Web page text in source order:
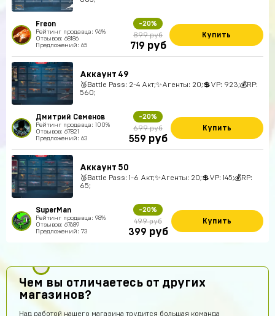
Freon
Рейтинг продавца: 96%
Отзывов: 68186
Предложений: 65
-20%
899 руб
719 руб
Купить
Аккаунт 49
🥈Battle Pass: 2-4 Акт;✨Агенты: 20;💲VP: 923;💰RP:
560;
Дмитрий Семенов
Рейтинг продавца: 100%
Отзывов: 67821
Предложений: 63
-20%
699 руб
559 руб
Купить
Аккаунт 50
🥈Battle Pass: 1-6 Акт;✨Агенты: 20;💲VP: 145;💰RP:
65;
SuperMan
Рейтинг продавца: 98%
Отзывов: 67689
Предложений: 73
-20%
499 руб
399 руб
Купить
Чем вы отличаетесь от других
магазинов?
Над работой нашего магазина трудится большая команда